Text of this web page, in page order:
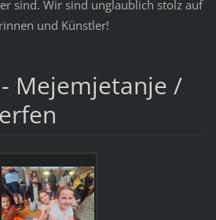
sind. Wir sind unglaublich stolz auf
und Künstler!
Mejemjetanje /